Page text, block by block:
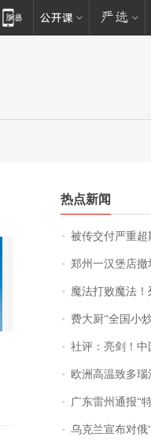
热点新闻
被传交付严重超期、糊弄客户，知名独角兽车企创始人
郑州一汉堡店撤场前，通过朋友圈提前告知逐
魔法打败魔法！列车员高铁上发试卷，
费大厨“全国小炒肉大王”
社评：亮剑！
欧洲高温致多瑙河
广东雷州通报“特殊教育学校教
乌克兰宣布对俄“40天影响